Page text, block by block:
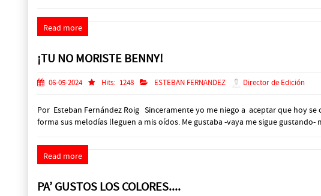
Read more
¡TU NO MORISTE BENNY!
06-05-2024 Hits: 1248 ESTEBAN FERNANDEZ Director de Edición
Por Esteban Fernández Roig Sinceramente yo me niego a aceptar que hoy
forma sus melodías lleguen a mis oídos. Me gustaba -vaya me sigue
Read more
PA’ GUSTOS LOS COLORES....